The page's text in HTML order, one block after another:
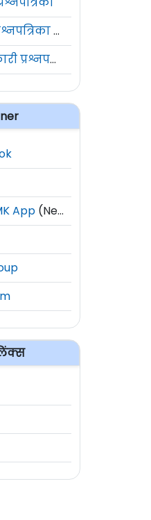
विक्रीकर निरीक्षक प्रश्नपत्रिका संच
सहाय्यक कक्ष अधिकारी प्रश्नपत्रिका संच
App (New)